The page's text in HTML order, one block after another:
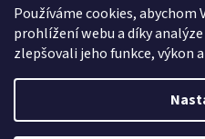
Používáme cookies,
prohlížení webu a díky
zlepšovali jeho funkce, výkon
https://www.facebook.com/
alola.cz/